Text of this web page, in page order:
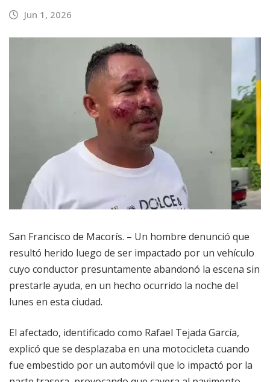
Jun 1, 2026
San Francisco de Macorís. – Un hombre denunció que
resultó herido luego de ser impactado por un vehículo
cuyo conductor presuntamente abandonó la escena sin
prestarle ayuda, en un hecho ocurrido la noche del
lunes en esta ciudad.
El afectado, identificado como Rafael Tejada García,
explicó que se desplazaba en una motocicleta cuando
fue embestido por un automóvil que lo impactó por la